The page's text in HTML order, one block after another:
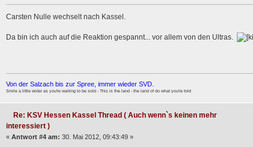
Carsten Nulle wechselt nach Kassel.
Da bin ich auch auf die Reaktion gespannt... vor allem von den Ultras.
Von der Salzach bis zur Spree, immer wieder SVD.
Smile a little wider as you're waiting to be sold - This is the land - the land of do what you're told
Re: KSV Hessen Kassel Thread ( Auch wenn`s keinen mehr
interessiert )
« Antwort #4 am: 30. Mai 2012, 09:43:49 »